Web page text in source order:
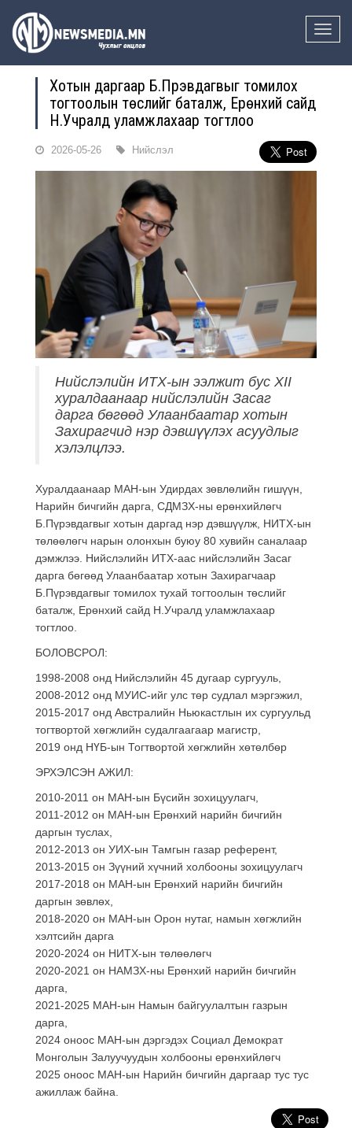
Toggle
Хотын даргаар Б.Пүрэвдагвыг томилох
тогтоолын төслийг баталж, Ерөнхий сайд
Н.Учралд уламжлахаар тогтлоо
2026-05-26 Нийслэл
Нийслэлийн ИТХ-ын ээлжит бус XII
хуралдаанаар нийслэлийн Засаг
дарга бөгөөд Улаанбаатар хотын
Захирагчид нэр дэвшүүлэх асуудлыг
хэлэлцлээ.
Хуралдаанаар МАН-ын Удирдах зөвлөлийн гишүүн,
Нарийн бичгийн дарга, СДМЗХ-ны ерөнхийлөгч
Б.Пүрэвдагвыг хотын даргад нэр дэвшүүлж, НИТХ-ын
төлөөлөгч нарын олонхын буюу 80 хувийн саналаар
дэмжлээ. Нийслэлийн ИТХ-аас нийслэлийн Засаг
дарга бөгөөд Улаанбаатар хотын Захирагчаар
Б.Пүрэвдагвыг томилох тухай тогтоолын төслийг
баталж, Ерөнхий сайд Н.Учралд уламжлахаар
тогтлоо.
БОЛОВСРОЛ:
1998-2008 онд Нийслэлийн 45 дугаар сургууль,
2008-2012 онд МУИС-ийг улс төр судлал мэргэжил,
2015-2017 онд Австралийн Ньюкастлын их сургуульд
тогтвортой хөгжлийн судалгаагаар магистр,
2019 онд НҮБ-ын Тогтвортой хөгжлийн хөтөлбөр
ЭРХЭЛСЭН АЖИЛ:
2010-2011 он МАН-ын Бүсийн зохицуулагч,
2011-2012 он МАН-ын Ерөнхий нарийн бичгийн
даргын туслах,
2012-2013 он УИХ-ын Тамгын газар референт,
2013-2015 он Зүүний хүчний холбооны зохицуулагч
2017-2018 он МАН-ын Ерөнхий нарийн бичгийн
даргын зөвлөх,
2018-2020 он МАН-ын Орон нутаг, намын хөгжлийн
хэлтсийн дарга
2020-2024 он НИТХ-ын төлөөлөгч
2020-2021 он НАМЗХ-ны Ерөнхий нарийн бичгийн
дарга,
2021-2025 МАН-ын Намын байгуулалтын газрын
дарга,
2024 оноос МАН-ын дэргэдэх Социал Демократ
Монголын Залуучуудын холбооны ерөнхийлөгч
2025 оноос МАН-ын Нарийн бичгийн даргаар тус тус
ажиллаж байна.